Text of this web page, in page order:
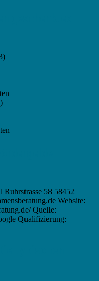
58 58452
Website:
Quelle:
Qualifizierung: